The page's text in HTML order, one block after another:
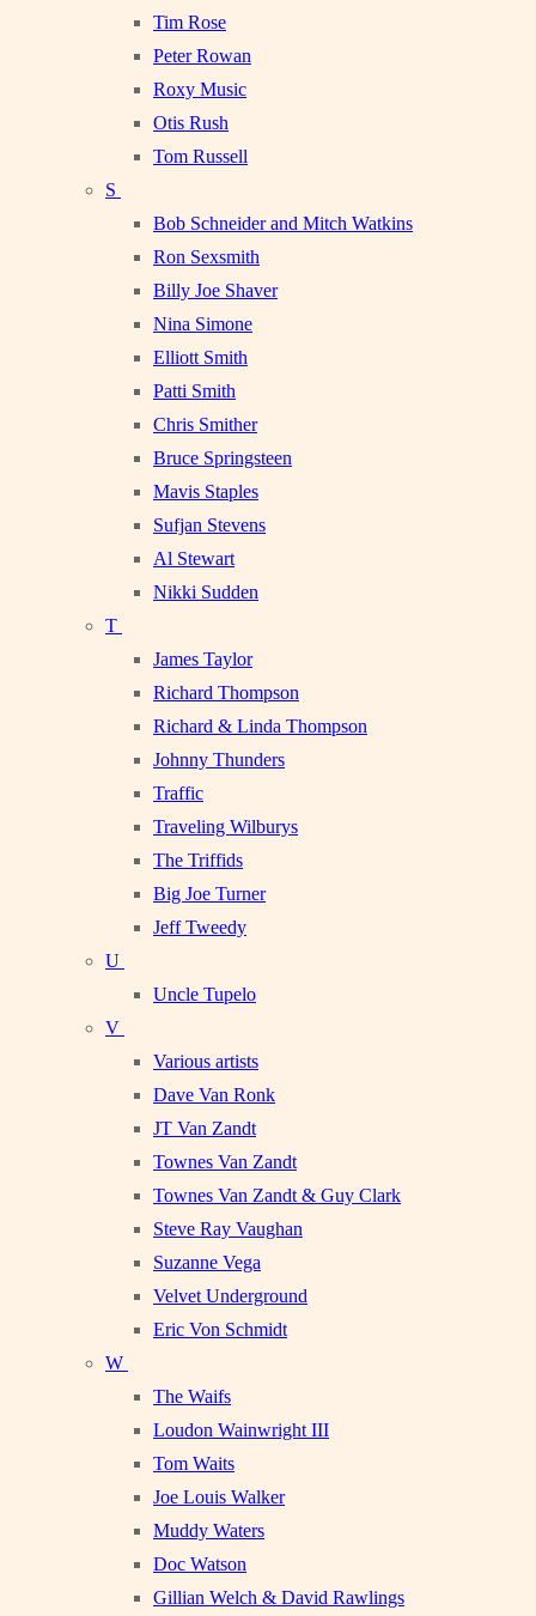
Tim Rose
Peter Rowan
Roxy Music
Otis Rush
Tom Russell
S
Bob Schneider and Mitch Watkins
Ron Sexsmith
Billy Joe Shaver
Nina Simone
Elliott Smith
Patti Smith
Chris Smither
Bruce Springsteen
Mavis Staples
Sufjan Stevens
Al Stewart
Nikki Sudden
T
James Taylor
Richard Thompson
Richard & Linda Thompson
Johnny Thunders
Traffic
Traveling Wilburys
The Triffids
Big Joe Turner
Jeff Tweedy
U
Uncle Tupelo
V
Various artists
Dave Van Ronk
JT Van Zandt
Townes Van Zandt
Townes Van Zandt & Guy Clark
Steve Ray Vaughan
Suzanne Vega
Velvet Underground
Eric Von Schmidt
W
The Waifs
Loudon Wainwright III
Tom Waits
Joe Louis Walker
Muddy Waters
Doc Watson
Gillian Welch & David Rawlings